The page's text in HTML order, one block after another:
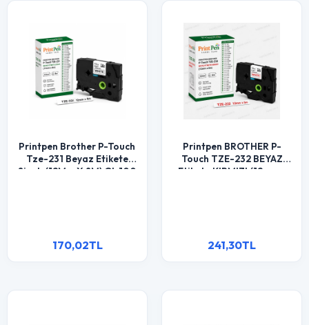
Printpen Brother P-Touch
Tze-231 Beyaz Etikete
Siyah (12Mm X 8M) Gl-100
170,02TL
Printpen BROTHER P-
Touch TZE-232 BEYAZ
Etikete KIRMIZI (12mm x
241,30TL